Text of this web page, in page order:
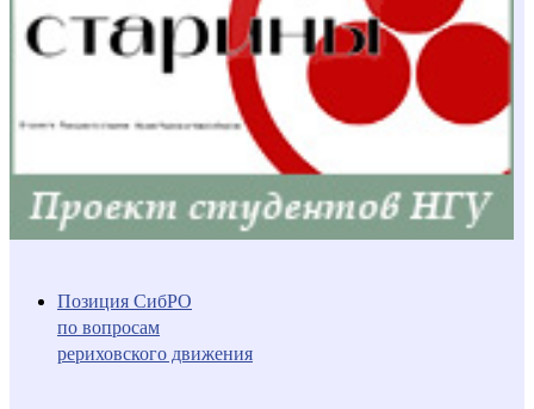
Позиция СибРО
по вопросам
рериховского движения